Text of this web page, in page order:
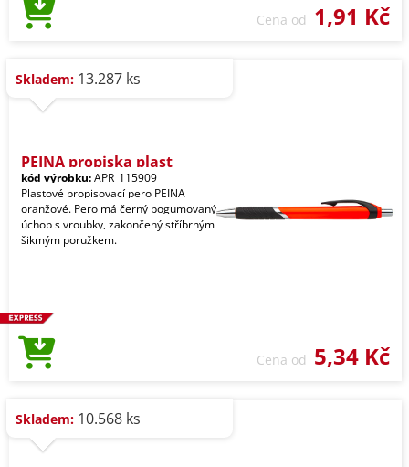
Cena od 1,91 Kč
Skladem: 13.287 ks
PEINA propiska plast
kód výrobku:APR_115909
Plastové propisovací pero PEINA
oranžové. Pero má černý pogumovaný
úchop s vroubky, zakončený stříbrným
šikmým poružkem.
Cena od 5,34 Kč
Skladem: 10.568 ks